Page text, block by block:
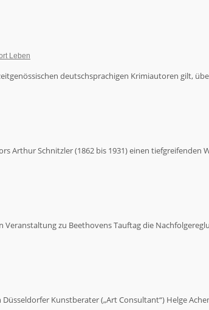
Leben
deutschsprachigen Krimiautoren gilt,
Arthur Schnitzler (1862 bis 1931) einen tiefgreifenden
zu Beethovens Tauftag die
Kunstberater („Art Consultant“) Helge